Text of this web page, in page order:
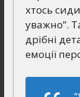
хтось
уважно”.
дрібні
емоції